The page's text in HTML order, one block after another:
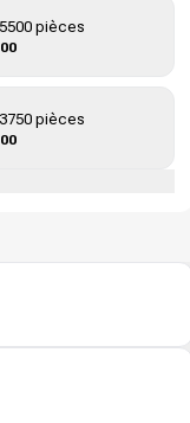
pièces
pièces